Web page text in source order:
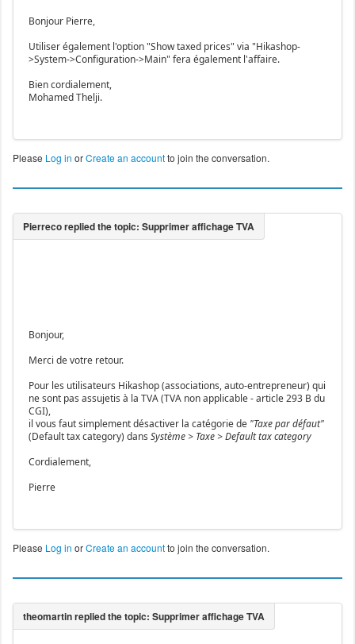
Bonjour Pierre,
Utiliser également l'option "Show taxed prices" via "Hikashop-
>System->Configuration->Main" fera également l'affaire.
Bien cordialement,
Mohamed Thelji.
Please Log in orCreate an accountto join the conversation.
Bonjour,
Merci de votre retour.
Pour les utilisateurs Hikashop (associations, auto-entrepreneur) qui
ne sont pas assujetis à la TVA (TVA non applicable - article 293 B du
CGI),
il vous faut simplement désactiver la catégorie de "Taxe par défaut"
(Default tax category) dans Système > Taxe > Default tax category
Cordialement,
Pierre
Please Log in orCreate an accountto join the conversation.